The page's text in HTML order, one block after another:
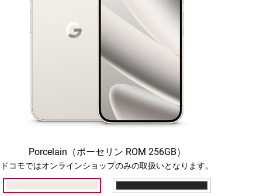
Porcelain（ポーセリン ROM 256GB）
ドコモではオンラインショップのみの取扱いとなります。